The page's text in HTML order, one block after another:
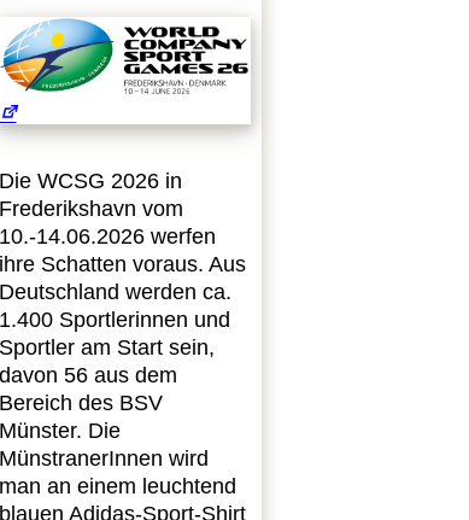
Die WCSG 2026 in
Frederikshavn vom
10.-14.06.2026 werfen
ihre Schatten voraus. Aus
Deutschland werden ca.
1.400 Sportlerinnen und
Sportler am Start sein,
davon 56 aus dem
Bereich des BSV
Münster. Die
MünstranerInnen wird
man an einem leuchtend
blauen Adidas-Sport-Shirt